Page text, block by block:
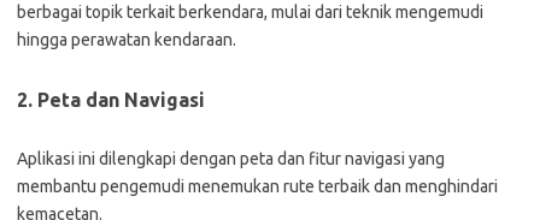
berbagai topik terkait berkendara, mulai dari teknik mengemudi
hingga perawatan kendaraan.
2. Peta dan Navigasi
Aplikasi ini dilengkapi dengan peta dan fitur navigasi yang
membantu pengemudi menemukan rute terbaik dan menghindari
kemacetan.